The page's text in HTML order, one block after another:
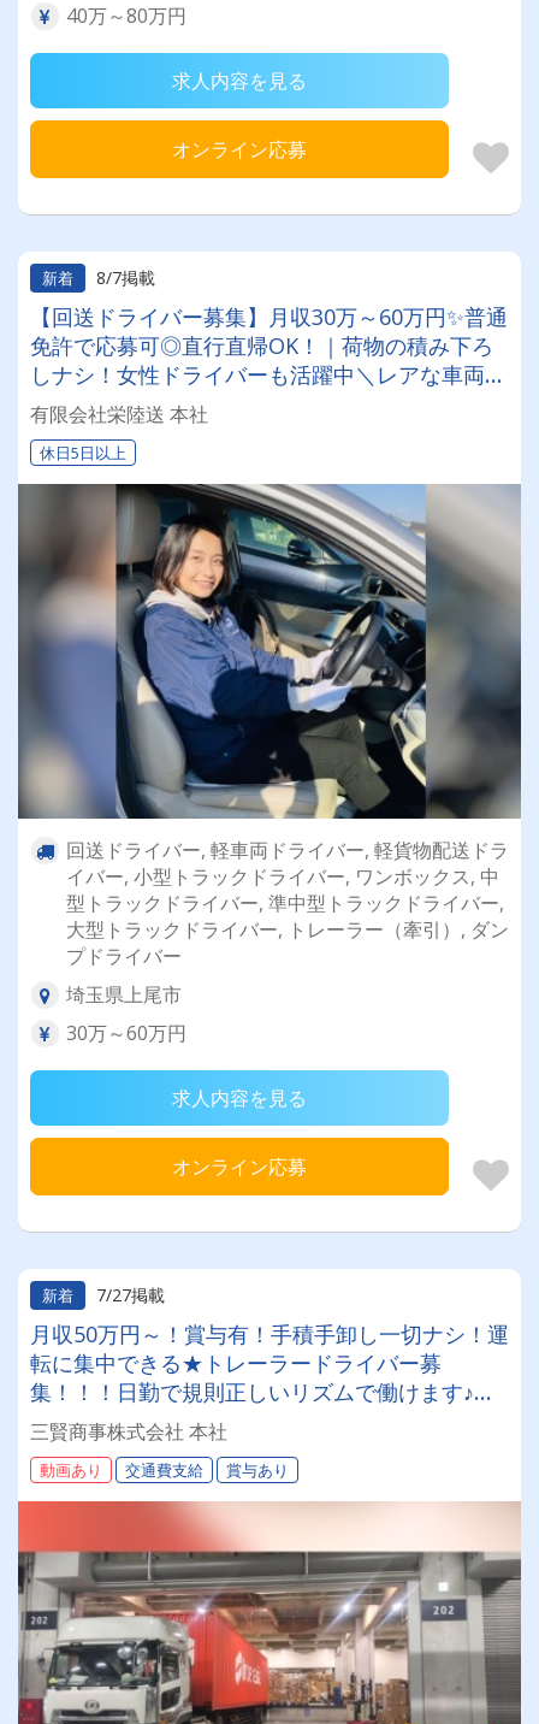
40万～80万円
求人内容を見る
オンライン応募
新着 8/7掲載
【回送ドライバー募集】月収30万～60万円✨普通
免許で応募可◎直行直帰OK！｜荷物の積み下ろ
しナシ！女性ドライバーも活躍中＼レアな車両に
乗れるチャンスも☆彡／
有限会社栄陸送 本社
休日5日以上
回送ドライバー, 軽車両ドライバー, 軽貨物配送ドラ
イバー, 小型トラックドライバー, ワンボックス, 中
型トラックドライバー, 準中型トラックドライバー,
大型トラックドライバー, トレーラー（牽引）, ダン
プドライバー
埼玉県上尾市
30万～60万円
求人内容を見る
オンライン応募
新着 7/27掲載
月収50万円～！賞与有！手積手卸し一切ナシ！運
転に集中できる★トレーラードライバー募
集！！！日勤で規則正しいリズムで働けます♪定
着率抜群の職場なので、レアな募集です！
三賢商事株式会社 本社
動画あり 交通費支給 賞与あり